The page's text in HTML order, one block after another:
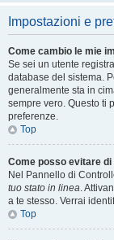
Impostazioni e
Come cambio le mie
Se sei un utente
database del sistema.
generalmente sta in
sempre vero. Questo ti
preferenze.
Top
Come posso evitare
Nel Pannello di
tuo stato in linea.
a te stesso. Verrai
Top